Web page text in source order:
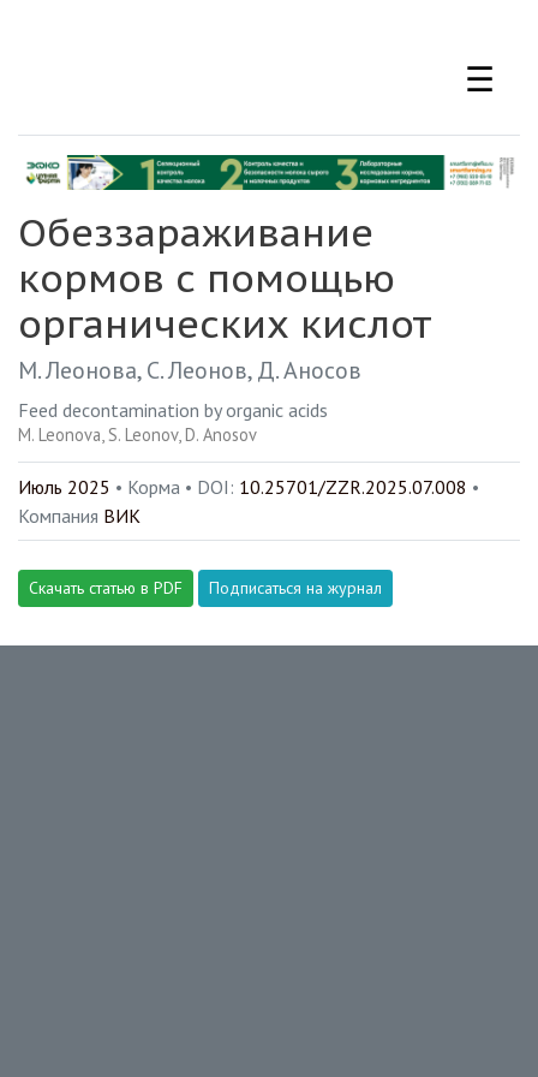
☰
Обеззараживание
кормов с помощью
органических кислот
М. Леонова С. Леонов Д. Аносов
Feed decontamination by organic acids
M. Leonova S. Leonov D. Anosov
Июль 2025 • Корма • DOI: 10.25701/ZZR.2025.07.008 •
Компания ВИК
Скачать статью в PDF Подписаться на журнал